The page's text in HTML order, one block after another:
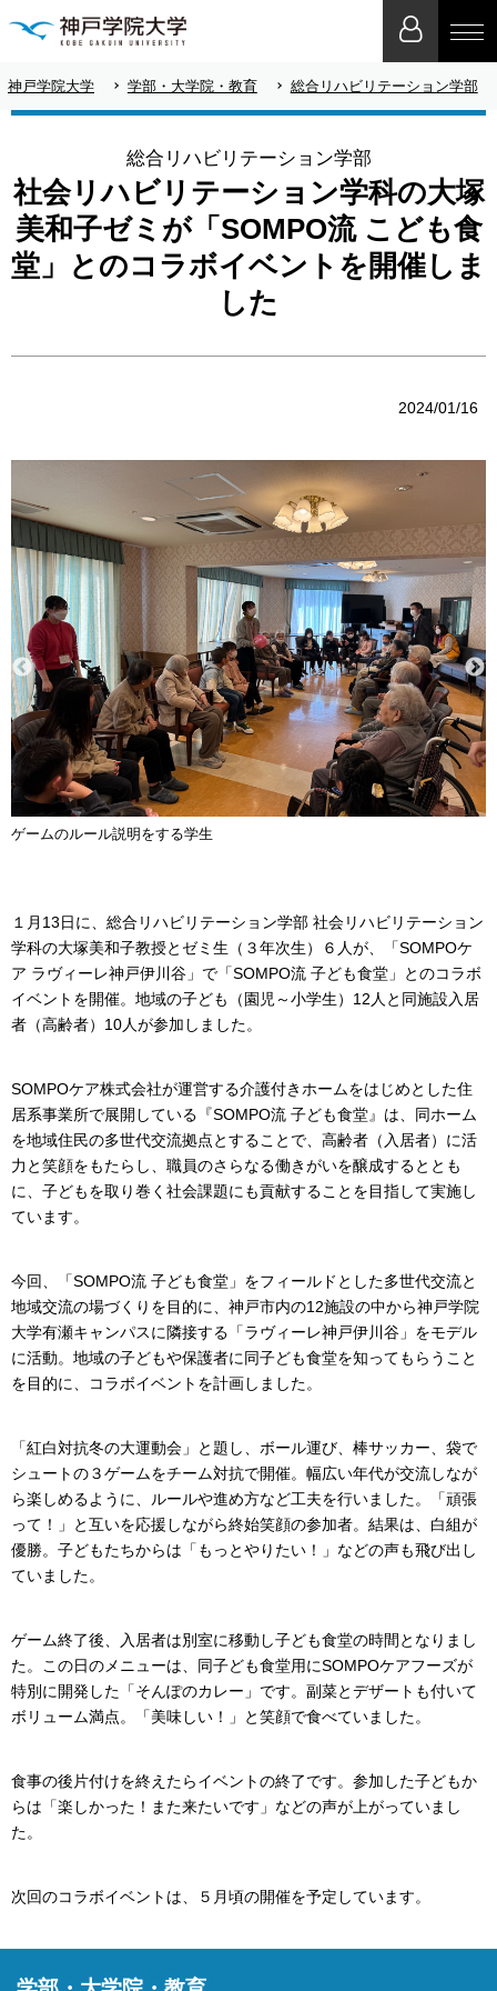
神戸学院大学 学部・大学院・教育 総合リハビリテーション学部
総合リハビリテーション学部
社会リハビリテーション学科の大塚
美和子ゼミが「SOMPO流 こども食
堂」とのコラボイベントを開催しま
した
2024/01/16
ゲームのルール説明をする学生
１月13日に、総合リハビリテーション学部 社会リハビリテーション
学科の大塚美和子教授とゼミ生（３年次生）６人が、「SOMPOケ
ア ラヴィーレ神戸伊川谷」で「SOMPO流 子ども食堂」とのコラボ
イベントを開催。地域の子ども（園児～小学生）12人と同施設入居
者（高齢者）10人が参加しました。
SOMPOケア株式会社が運営する介護付きホームをはじめとした住
居系事業所で展開している『SOMPO流 子ども食堂』は、同ホーム
を地域住民の多世代交流拠点とすることで、高齢者（入居者）に活
力と笑顔をもたらし、職員のさらなる働きがいを醸成するととも
に、子どもを取り巻く社会課題にも貢献することを目指して実施し
ています。
今回、「SOMPO流 子ども食堂」をフィールドとした多世代交流と
地域交流の場づくりを目的に、神戸市内の12施設の中から神戸学院
大学有瀬キャンパスに隣接する「ラヴィーレ神戸伊川谷」をモデル
に活動。地域の子どもや保護者に同子ども食堂を知ってもらうこと
を目的に、コラボイベントを計画しました。
「紅白対抗冬の大運動会」と題し、ボール運び、棒サッカー、袋で
シュートの３ゲームをチーム対抗で開催。幅広い年代が交流しなが
ら楽しめるように、ルールや進め方など工夫を行いました。「頑張
って！」と互いを応援しながら終始笑顔の参加者。結果は、白組が
優勝。子どもたちからは「もっとやりたい！」などの声も飛び出し
ていました。
ゲーム終了後、入居者は別室に移動し子ども食堂の時間となりまし
た。この日のメニューは、同子ども食堂用にSOMPOケアフーズが
特別に開発した「そんぽのカレー」です。副菜とデザートも付いて
ボリューム満点。「美味しい！」と笑顔で食べていました。
食事の後片付けを終えたらイベントの終了です。参加した子どもか
らは「楽しかった！また来たいです」などの声が上がっていまし
た。
次回のコラボイベントは、５月頃の開催を予定しています。